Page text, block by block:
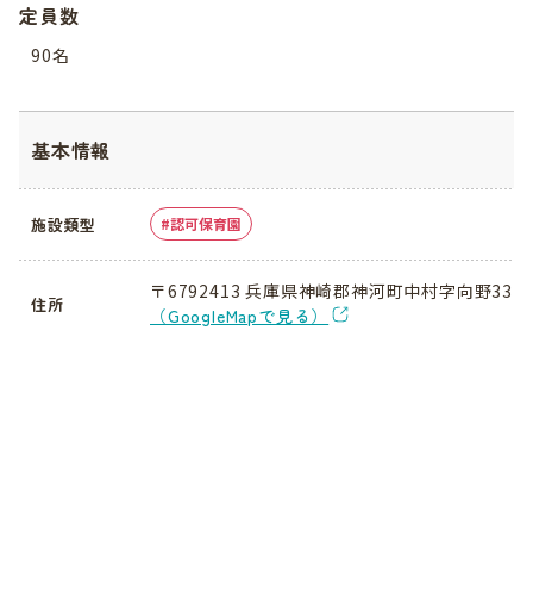
定員数
90名
基本情報
施設類型 認可保育園
住所
〒6792413 兵庫県神崎郡神河町中村字向野33
（GoogleMapで見る）